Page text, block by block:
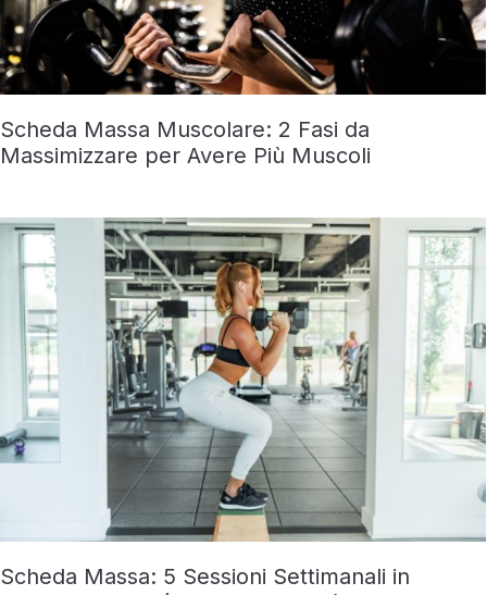
Scheda Massa Muscolare: 2 Fasi da
Massimizzare per Avere Più Muscoli
Scheda Massa: 5 Sessioni Settimanali in